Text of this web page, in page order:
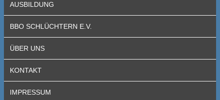
AUSBILDUNG
BBO SCHLÜCHTERN E.V.
ÜBER UNS
KONTAKT
IMPRESSUM